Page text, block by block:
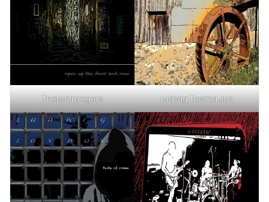
Thetontraegers Ludwig Thoma Jun